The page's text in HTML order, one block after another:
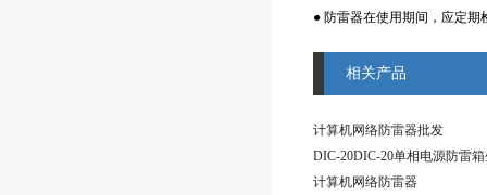
● 防雷器在使用期间，应定
相关产品
计算机网络防雷器批发
DIC-20DIC-20单相电源防雷
计算机网络防雷器